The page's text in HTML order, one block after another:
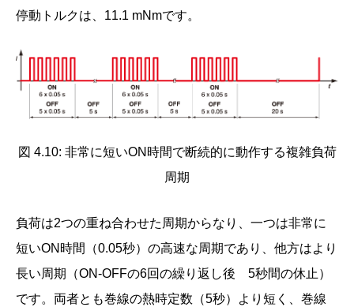
停動トルクは、11.1 mNmです。
図 4.10: 非常に短いON時間で断続的に動作する複雑負荷
周期
負荷は2つの重ね合わせた周期からなり、一つは非常に
短いON時間（0.05秒）の高速な周期であり、他方はより
長い周期（ON-OFFの6回の繰り返し後 5秒間の休止）
です。両者とも巻線の熱時定数（5秒）より短く、巻線